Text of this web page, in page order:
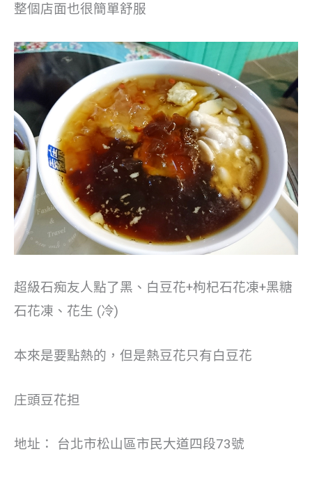
整個店面也很簡單舒服
超級石痴友人點了黑、白豆花+枸杞石花凍+黑糖
石花凍、花生 (冷)
本來是要點熱的，但是熱豆花只有白豆花
庄頭豆花担
地址： 台北市松山區市民大道四段73號